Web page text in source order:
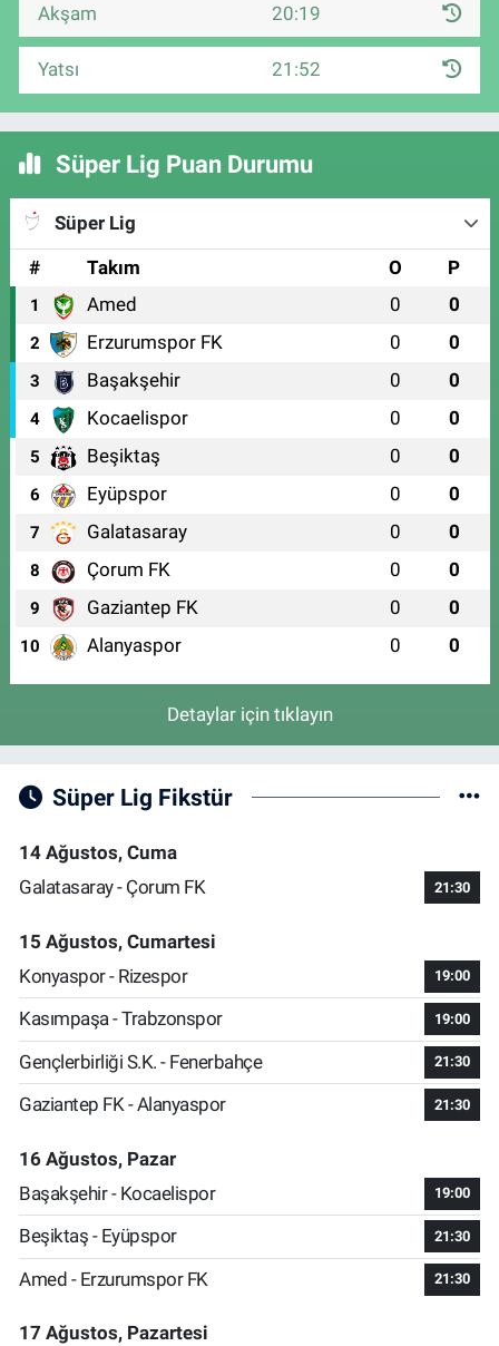
Akşam 20:19
Yatsı 21:52
Süper Lig Puan Durumu
Süper Lig
#
Takım O P
1 Amed 0 0
2 Erzurumspor FK 0 0
3 Başakşehir 0 0
4 Kocaelispor 0 0
5 Beşiktaş 0 0
6 Eyüpspor 0 0
7 Galatasaray 0 0
8 Çorum FK 0 0
9 Gaziantep FK 0 0
10 Alanyaspor 0 0
Detaylar için tıklayın
Süper Lig Fikstür
14 Ağustos, Cuma
Galatasaray - Çorum FK
21:30
15 Ağustos, Cumartesi
Konyaspor - Rizespor
19:00
Kasımpaşa - Trabzonspor 19:00
Gençlerbirliği S.K. - Fenerbahçe 21:30
Gaziantep FK - Alanyaspor 21:30
16 Ağustos, Pazar
Başakşehir - Kocaelispor
19:00
Beşiktaş - Eyüpspor 21:30
Amed - Erzurumspor FK 21:30
17 Ağustos, Pazartesi